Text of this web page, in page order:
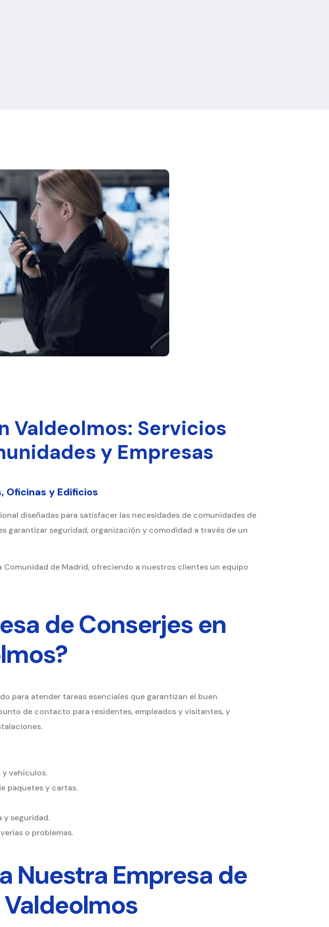
Valdeolmos: Servicios
y Empresas
Oficinas y Edificios
diseñadas para satisfacer las necesidades de comunidades de
garantizar seguridad, organización y comodidad a través de un
Comunidad de Madrid, ofreciendo a nuestros clientes un equipo
de Conserjes en
para atender tareas esenciales que garantizan el buen
de contacto para residentes, empleados y visitantes, y
y vehículos.
paquetes y cartas.
y seguridad.
o problemas.
Nuestra Empresa de